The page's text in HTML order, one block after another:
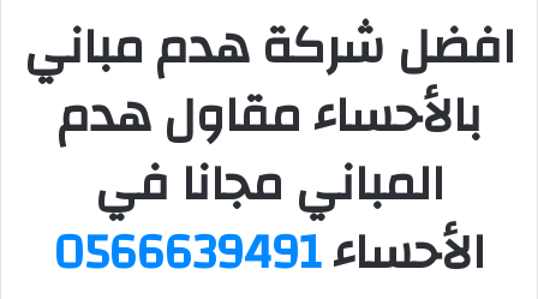
افضل شركة هدم مباني
بالأحساء مقاول هدم
المباني مجانا في
الأحساء0566639491